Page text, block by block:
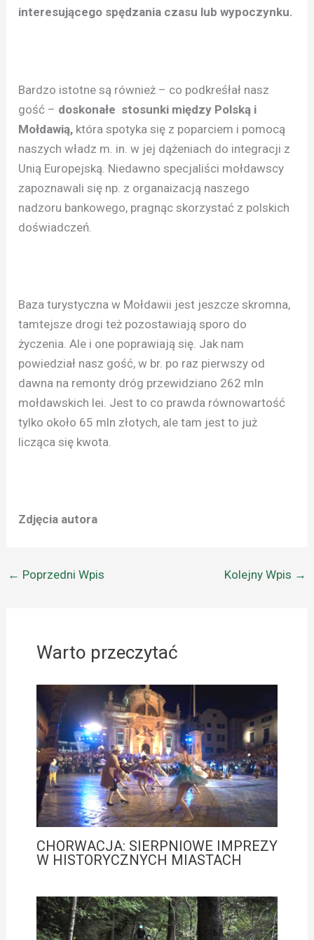
interesującego spędzania czasu lub wypoczynku.
Bardzo istotne są również – co podkreśłał nasz
gość – doskonałe stosunki między Polską i
Mołdawią, która spotyka się z poparciem i pomocą
naszych władz m. in. w jej dążeniach do integracji z
Unią Europejską. Niedawno specjaliści mołdawscy
zapoznawali się np. z organaizacją naszego
nadzoru bankowego, pragnąc skorzystać z polskich
doświadczeń.
Baza turystyczna w Mołdawii jest jeszcze skromna,
tamtejsze drogi też pozostawiają sporo do
życzenia. Ale i one poprawiają się. Jak nam
powiedział nasz gość, w br. po raz pierwszy od
dawna na remonty dróg przewidziano 262 mln
mołdawskich lei. Jest to co prawda równowartość
tylko około 65 mln złotych, ale tam jest to już
licząca się kwota.
Zdjęcia autora
← Poprzedni Wpis Kolejny Wpis →
Warto przeczytać
CHORWACJA: SIERPNIOWE IMPREZY
W HISTORYCZNYCH MIASTACH